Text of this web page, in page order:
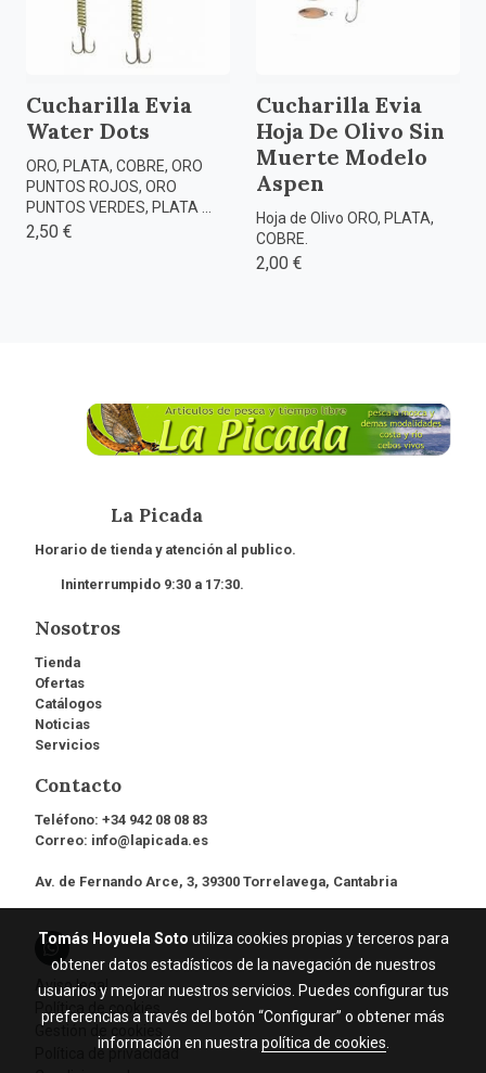
Cucharilla Evia
Water Dots
ORO, PLATA, COBRE, ORO
PUNTOS ROJOS, ORO
PUNTOS VERDES, PLATA ...
2,50 €
Cucharilla Evia
Hoja De Olivo Sin
Muerte Modelo
Aspen
Hoja de Olivo ORO, PLATA,
COBRE.
2,00 €
La Picada
Horario de tienda y atención al publico.
Ininterrumpido 9:30 a 17:30.
Nosotros
Tienda
Ofertas
Catálogos
Noticias
Servicios
Contacto
Teléfono: +34 942 08 08 83
Correo: info@lapicada.es
Av. de Fernando Arce, 3, 39300 Torrelavega, Cantabria
Aviso legal
Política de cookies
Gestión de cookies
Política de privacidad
Tomás Hoyuela Soto utiliza cookies propias y terceros para
obtener datos estadísticos de la navegación de nuestros
usuarios y mejorar nuestros servicios. Puedes configurar tus
preferencias a través del botón “Configurar” o obtener más
información en nuestra política de cookies